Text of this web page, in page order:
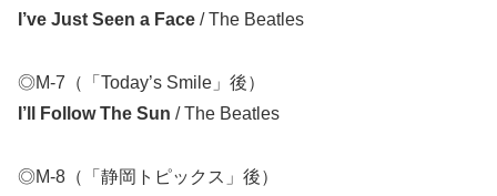
I’ve Just Seen a Face / The Beatles
◎M-7（「Today’s Smile」後）
I’ll Follow The Sun / The Beatles
◎M-8（「静岡トピックス」後）